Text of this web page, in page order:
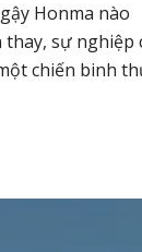
Honma nào
sự nghiệp
chiến binh